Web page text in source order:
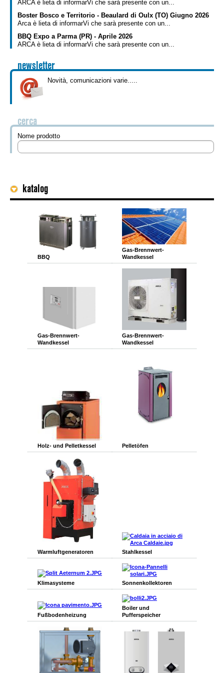
ARCA è lieta di informarVi che sarà presente con un...
Boster Bosco e Territorio - Beaulard di Oulx (TO) Giugno 2026
Arca è lieta di informarVi che sarà presente con un...
BBQ Expo a Parma (PR) - Aprile 2026
ARCA è lieta di informarVi che sarà presente con un...
newsletter
Novità, comunicazioni varie.....
cerca
Nome prodotto
katalog
BBQ
Gas-Brennwert-
Wandkessel
Gas-Brennwert-
Wandkessel
Gas-Brennwert-
Wandkessel
Holz- und Pelletkessel Pelletöfen
Warmluftgeneratoren Stahlkessel
Klimasysteme Sonnenkollektoren
Fußbodenheizung
Boiler und
Pufferspeicher